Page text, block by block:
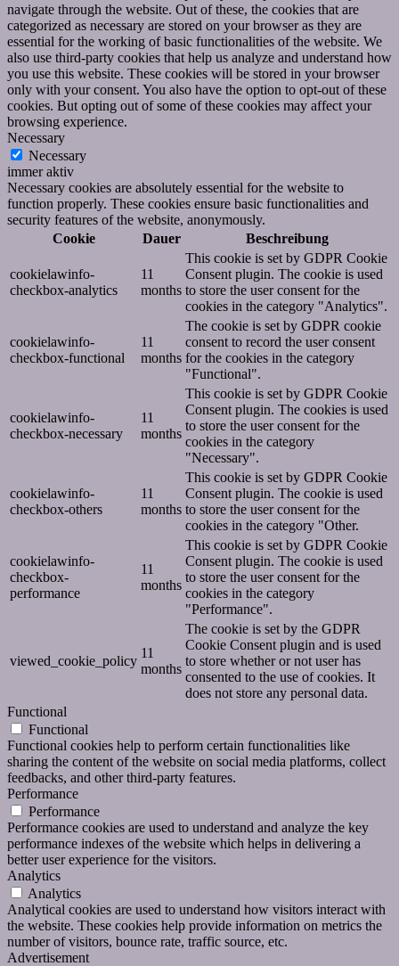
navigate through the website. Out of these, the cookies that are
categorized as necessary are stored on your browser as they are
essential for the working of basic functionalities of the website. We
also use third-party cookies that help us analyze and understand how
you use this website. These cookies will be stored in your browser
only with your consent. You also have the option to opt-out of these
cookies. But opting out of some of these cookies may affect your
browsing experience.
Necessary
Necessary
immer aktiv
Necessary cookies are absolutely essential for the website to
function properly. These cookies ensure basic functionalities and
security features of the website, anonymously.
Cookie
Dauer Beschreibung
cookielawinfo-
checkbox-analytics
11
months
This cookie is set by GDPR Cookie
Consent plugin. The cookie is used
to store the user consent for the
cookies in the category "Analytics".
cookielawinfo-
checkbox-functional
11
months
The cookie is set by GDPR cookie
consent to record the user consent
for the cookies in the category
"Functional".
cookielawinfo-
checkbox-necessary
11
months
This cookie is set by GDPR Cookie
Consent plugin. The cookies is used
to store the user consent for the
cookies in the category
"Necessary".
cookielawinfo-
checkbox-others
11
months
This cookie is set by GDPR Cookie
Consent plugin. The cookie is used
to store the user consent for the
cookies in the category "Other.
cookielawinfo-
checkbox-
performance
11
months
This cookie is set by GDPR Cookie
Consent plugin. The cookie is used
to store the user consent for the
cookies in the category
"Performance".
viewed_cookie_policy
11
months
The cookie is set by the GDPR
Cookie Consent plugin and is used
to store whether or not user has
consented to the use of cookies. It
does not store any personal data.
Functional
Functional
Functional cookies help to perform certain functionalities like
sharing the content of the website on social media platforms, collect
feedbacks, and other third-party features.
Performance
Performance
Performance cookies are used to understand and analyze the key
performance indexes of the website which helps in delivering a
better user experience for the visitors.
Analytics
Analytics
Analytical cookies are used to understand how visitors interact with
the website. These cookies help provide information on metrics the
number of visitors, bounce rate, traffic source, etc.
Advertisement